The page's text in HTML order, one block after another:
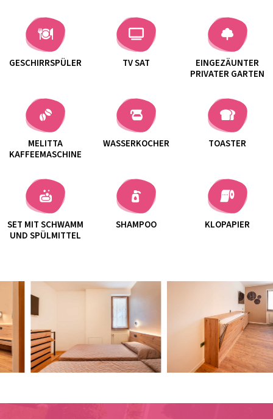
GESCHIRRSPÜLER TV SAT
EINGEZÄUNTER
PRIVATER GARTEN
MELITTA
KAFFEEMASCHINE
WASSERKOCHER TOASTER
SET MIT SCHWAMM
UND SPÜLMITTEL
SHAMPOO KLOPAPIER